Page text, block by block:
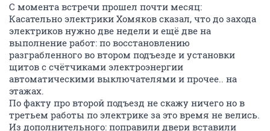
С момента встречи прошел почти месяц:
Касательно электрики Хомяков сказал, что до захода
электриков нужно две недели и ещё две на
выполнение работ: по восстановлению
разграбленного во втором подъезде и установки
щитов с счётчиками электроэнергии
автоматическими выключателями и прочее.. на
этажах.
По факту про второй подъезд не скажу ничего но в
третьем работы по электрике за это время не велись.
Из дополнительного: поправили двери вставили